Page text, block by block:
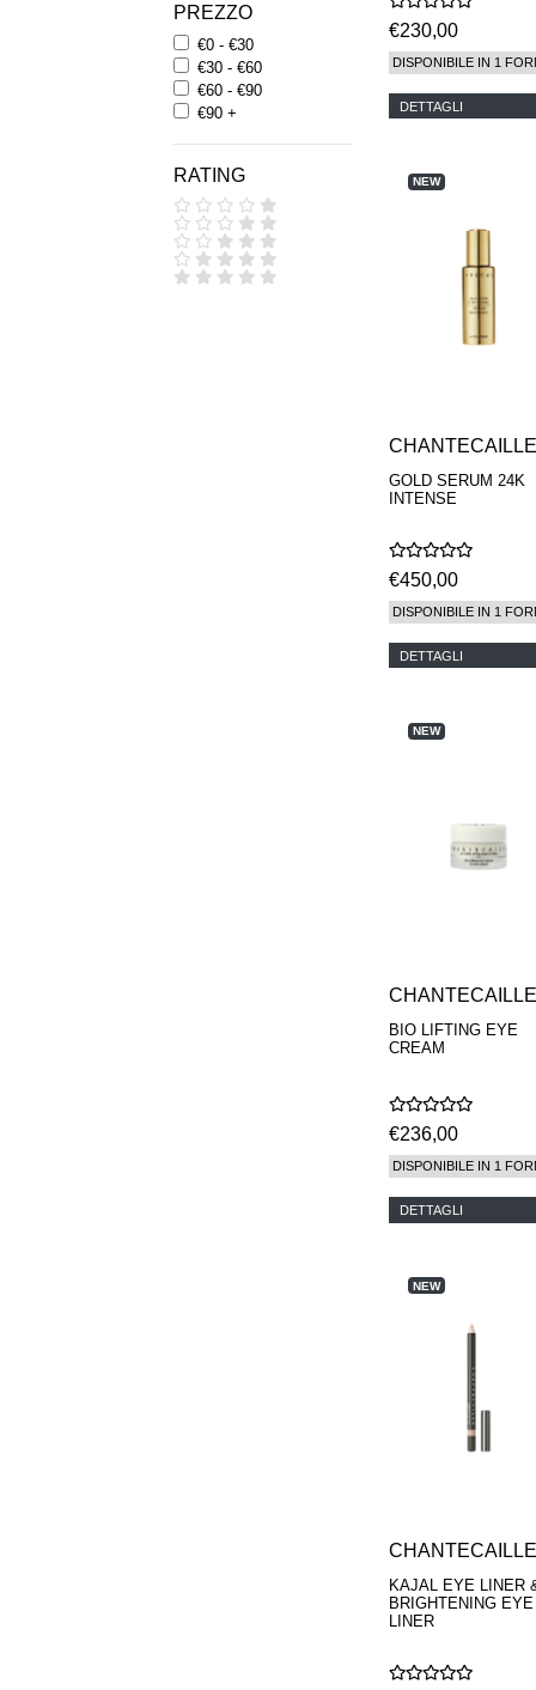
MATITE LABBRA
FARD
PENNELLI
ACCESSORI
STRUCCANTI OCCHI
ESFOLIANTI
MASCHERE VISO
SIERI VISO
CREME VISO
PROTEZIONE
PREZZO
€0 - €30
€30 - €60
€60 - €90
€90 +
RATING
€230,00
DISPONIBILE IN 1
DETTAGLI
NEW
CHANTECAILLE
GOLD SERUM 24K
INTENSE
€450,00
DISPONIBILE IN 1
DETTAGLI
NEW
CHANTECAILLE
BIO LIFTING EYE
CREAM
€236,00
DISPONIBILE IN 1
DETTAGLI
NEW
CHANTECAILLE
KAJAL EYE LINER
BRIGHTENING EYE
LINER